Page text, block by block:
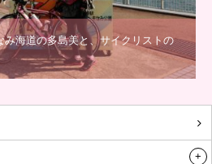
み海道の多島美と、サイクリストの